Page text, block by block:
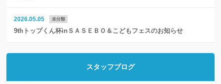
2026.05.05 未分類
9thトップくん杯inＳＡＳＥＢＯ＆こどもフェスのお知らせ
スタッフブログ